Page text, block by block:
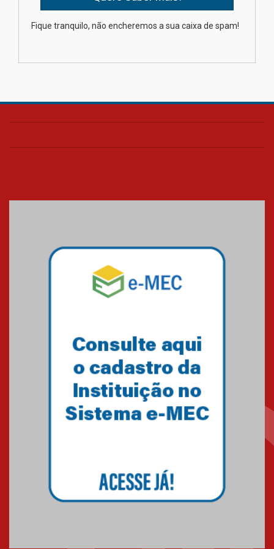
na educação dos filhos além da
Fique tranquilo, não encheremos a sua caixa de spam!